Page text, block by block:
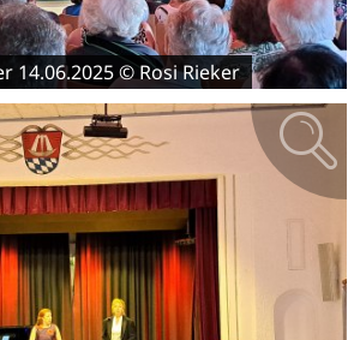
14.06.2025 © Rosi Rieker